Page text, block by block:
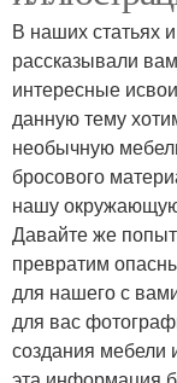
В наших статьях
рассказывали
интересные
данную тему
необычную
бросового
нашу
Давайте же
превратим
для нашего с
для вас
создания мебели